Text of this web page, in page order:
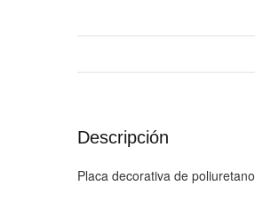
Descripción
Placa decorativa de poliuretano